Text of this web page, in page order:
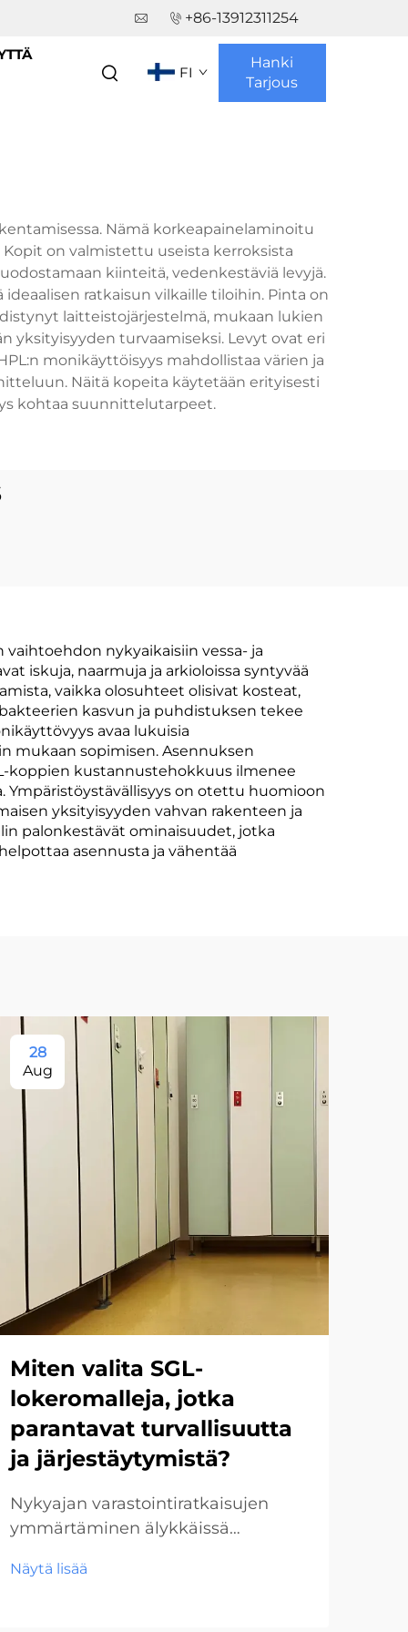
+86-13912311254
FI
Hanki
Tarjous
Nämä korkeapainelaminoitu
on valmistettu useista kerroksista
kiinteitä, vedenkestäviä levyjä.
ratkaisun vilkaille tiloihin. Pinta on
laitteistojärjestelmä, mukaan lukien
yksityisyyden turvaamiseksi. Levyt ovat eri
monikäyttöisyys mahdollistaa värien ja
Näitä kopeita käytetään erityisesti
kohtaa suunnittelutarpeet.
nykyaikaisiin vessa- ja
iskuja, naarmuja ja arkioloissa syntyvää
vaikka olosuhteet olisivat kosteat,
kasvun ja puhdistuksen tekee
avaa lukuisia
mukaan sopimisen. Asennuksen
koppien kustannustehokkuus ilmenee
Ympäristöystävällisyys on otettu huomioon
yksityisyyden vahvan rakenteen ja
palonkestävät ominaisuudet, jotka
asennusta ja vähentää
28
Aug
Miten valita SGL-
lokeromalleja, jotka
parantavat turvallisuutta
ja järjestäytymistä?
Nykyajan varastointiratkaisujen
ymmärtäminen älykkäissä
Varastointiratkaisut ovat kehittyneet
Näytä lisää